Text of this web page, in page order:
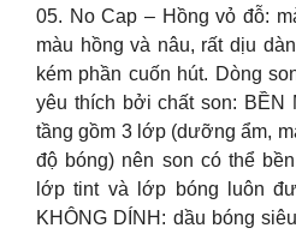
05. No Cap – Hồng vỏ đỗ:
màu hồng và nâu, rất dịu
kém phần cuốn hút. Dòng
yêu thích bởi chất son: BỀN
tầng gồm 3 lớp (dưỡng ẩm,
độ bóng) nên son có thể
lớp tint và lớp bóng luôn
KHÔNG DÍNH: dầu bóng